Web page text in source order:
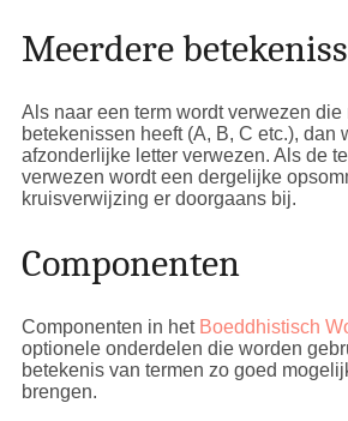
Meerdere
Als naar een term wordt verwezen die
betekenissen heeft (A, B, C etc.), dan
afzonderlijke letter verwezen. Als de
verwezen wordt een dergelijke
kruisverwijzing er doorgaans bij.
Componenten
Componenten in het Boeddhistisch
optionele onderdelen die worden
betekenis van termen zo goed
brengen.